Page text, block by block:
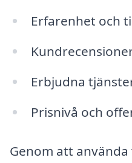
Erfarenhet och
Erbjudna
Prisnivå och
Genom att